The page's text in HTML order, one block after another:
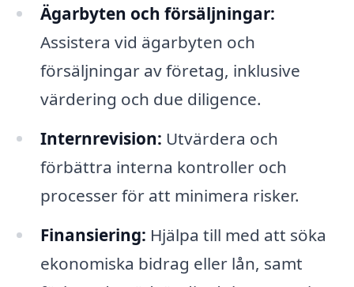
Ägarbyten och försäljningar:
Assistera vid ägarbyten och
försäljningar av företag, inklusive
värdering och due diligence.
Internrevision: Utvärdera och
förbättra interna kontroller och
processer för att minimera risker.
Finansiering: Hjälpa till med att söka
ekonomiska bidrag eller lån, samt